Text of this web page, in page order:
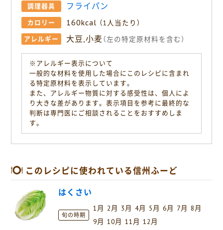
調理器具 フライパン
カロリー 160kcal （1人当たり）
アレルギー 大豆,小麦 （左の特定原材料を含む）
※アレルギー表示について
一般的な材料を使用した場合にこのレシピに含まれ
る特定原材料を表示しています。
また、アレルギー物質に対する感受性は、個人によ
り大きな差があります。表示項目を参考に最終的な
判断は専門医にご相談されることをおすすめしま
す。
このレシピに使われている信州ふーど
はくさい
旬の時期
1月 2月 3月 4月 5月 6月 7月 8月
9月 10月 11月 12月